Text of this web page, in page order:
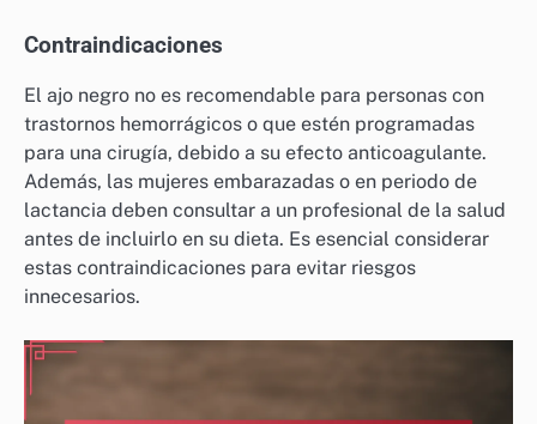
Contraindicaciones
El ajo negro no es recomendable para personas con
trastornos hemorrágicos o que estén programadas
para una cirugía, debido a su efecto anticoagulante.
Además, las mujeres embarazadas o en periodo de
lactancia deben consultar a un profesional de la salud
antes de incluirlo en su dieta. Es esencial considerar
estas contraindicaciones para evitar riesgos
innecesarios.